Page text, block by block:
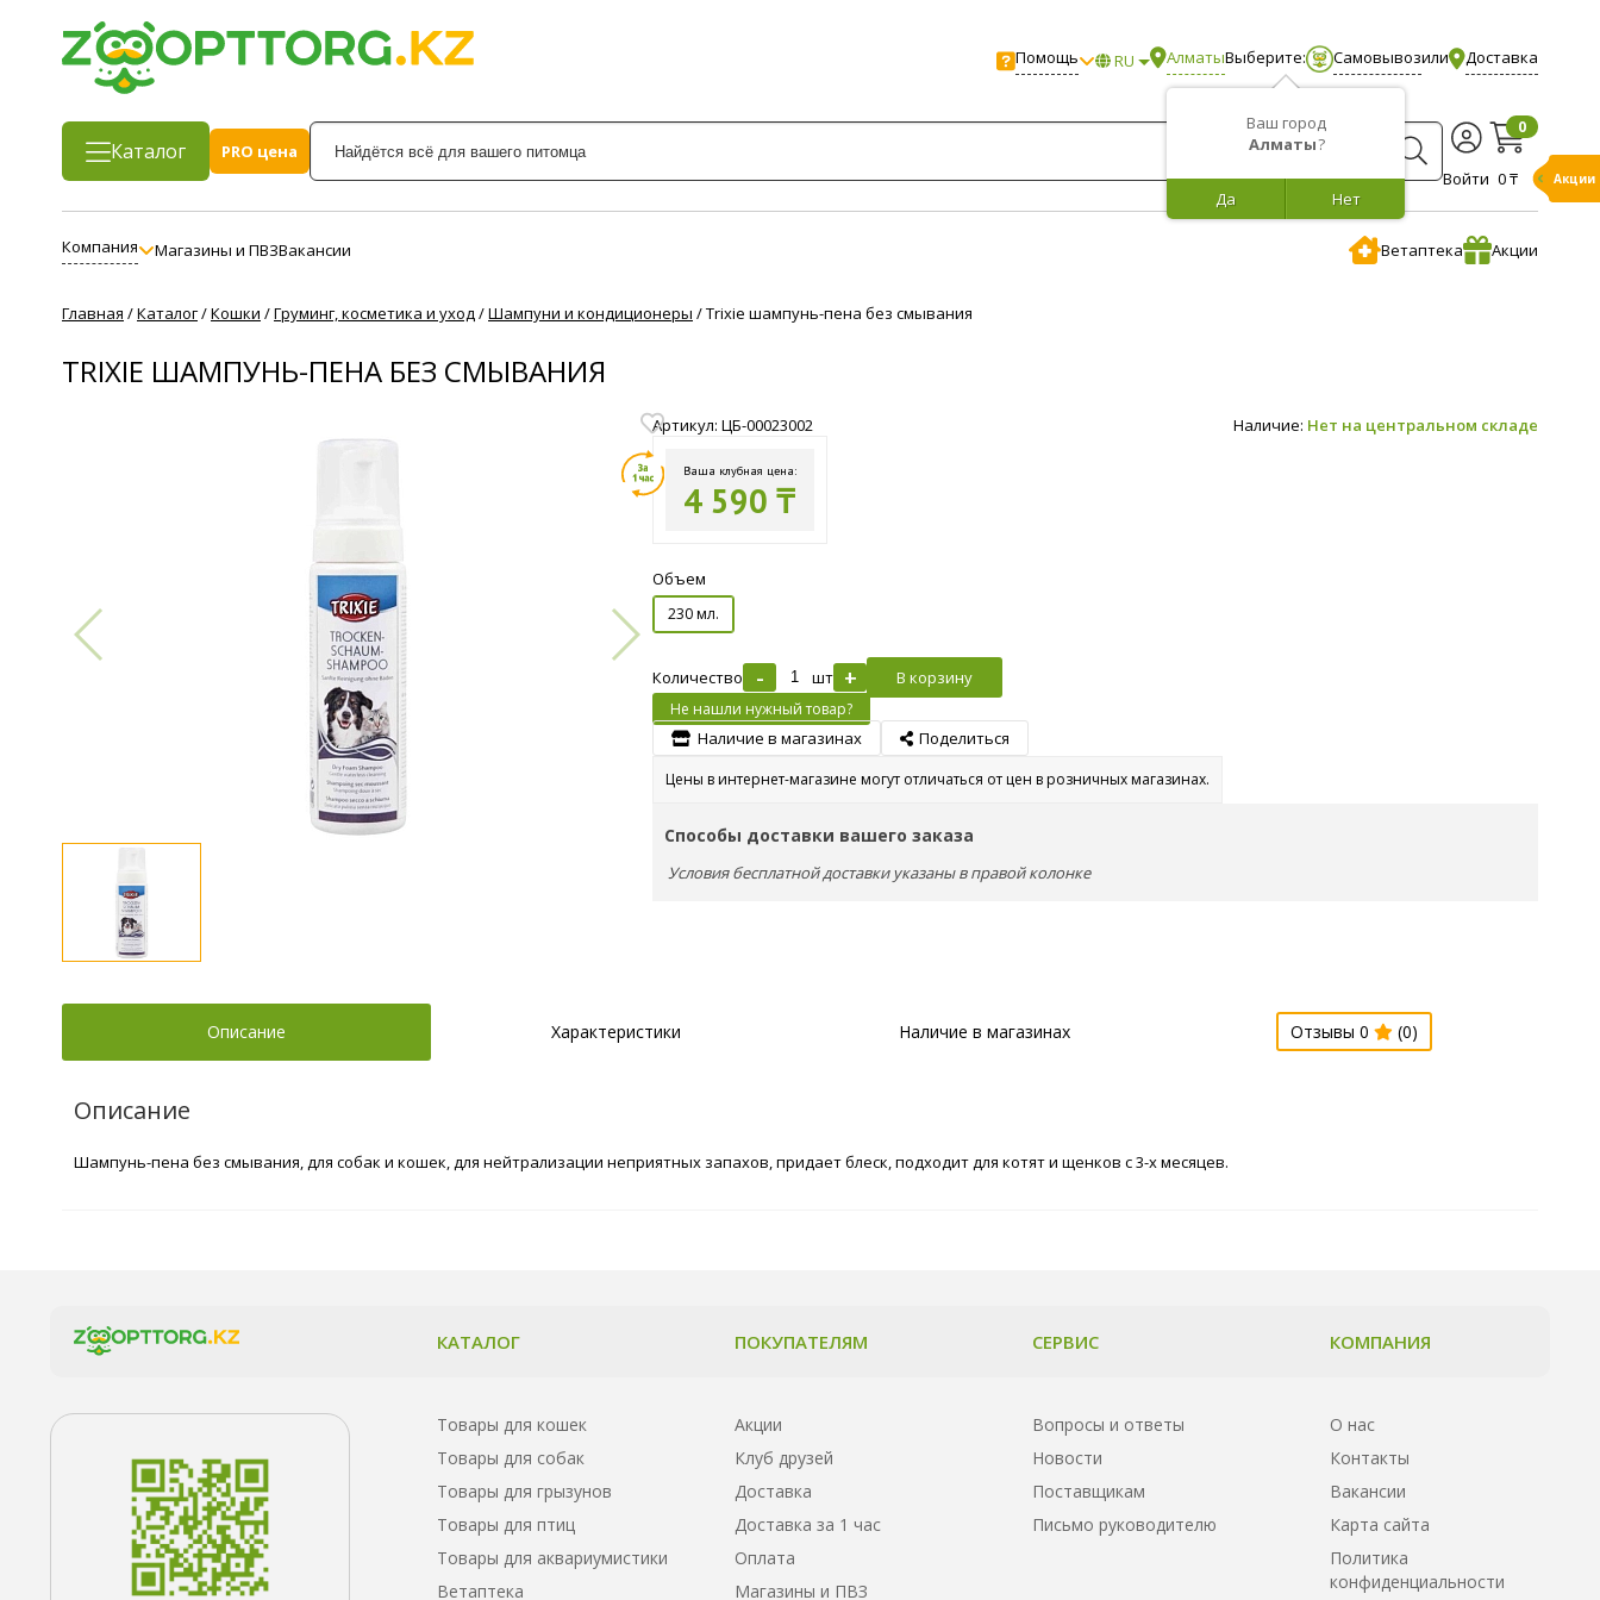
Помощь RU Алматы
Ваш город
Алматы?
Нет
Да
Выберите: Самовывозили Доставка
Каталог
PRO цена
Войти
0
0 ₸
Компания Магазины и ПВЗВакансии Ветаптека Акции
Главная /Каталог/Кошки /Груминг, косметика и уход/Шампуни и кондиционеры /Trixie шампунь-пена без смывания
TRIXIE ШАМПУНЬ-ПЕНА БЕЗ СМЫВАНИЯ
Артикул: ЦБ-00023002 Наличие: Нет на центральном складе
Ваша клубная цена:
4 590 ₸
Объем
230 мл.
Количество - шт + В корзину
Не нашли нужный товар?
Наличие в магазинах Поделиться
Цены в интернет-магазине могут отличаться от цен в розничных магазинах.
Способы доставки вашего заказа
Условия бесплатной доставки указаны в правой колонке
Описание Характеристики Наличие в магазинах Отзывы 0 (0)
Описание
Шампунь-пена без смывания, для собак и кошек, для нейтрализации неприятных запахов, придает блеск, подходит для котят и щенков с 3-х месяцев.
КАТАЛОГ
Товары для кошек
Товары для собак
Товары для грызунов
Товары для птиц
Товары для аквариумистики
Ветаптека
ПОКУПАТЕЛЯМ
Акции
Клуб друзей
Доставка
Доставка за 1 час
Оплата
Магазины и ПВЗ
СЕРВИС
Вопросы и ответы
Новости
Поставщикам
Письмо руководителю
КОМПАНИЯ
О нас
Контакты
Вакансии
Карта сайта
Политика
конфиденциальности
Акции